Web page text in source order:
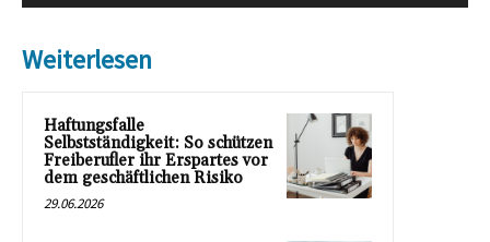
Weiterlesen
Haftungsfalle
Selbstständigkeit: So schützen
Freiberufler ihr Erspartes vor
dem geschäftlichen Risiko
29.06.2026